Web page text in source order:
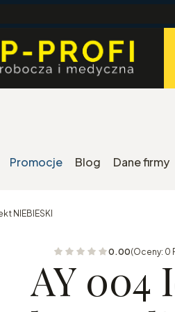
Promocje Blog Dane firmy
NIEBIESKI
0.00(Oceny: 0
AY